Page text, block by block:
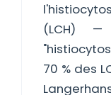
(LCH) —
70 % des